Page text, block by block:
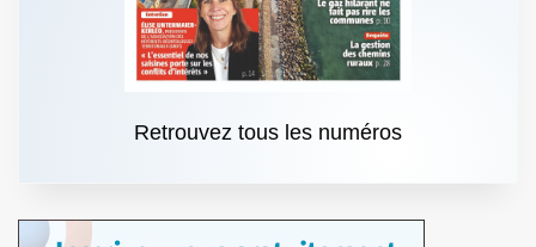
Retrouvez tous les numéros